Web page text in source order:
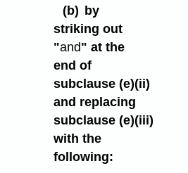
(b) by
striking out
"and" at the
end of
subclause (e)⁠(ii)
and replacing
subclause (e)⁠(iii)
with the
following: